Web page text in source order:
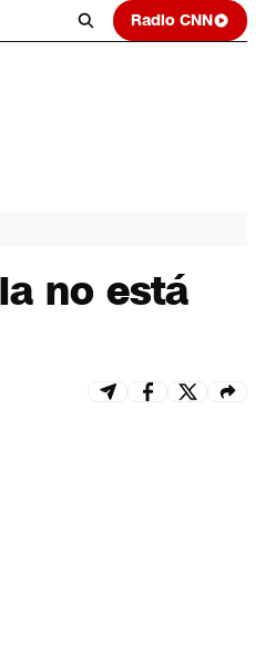
Radio CNN
no está